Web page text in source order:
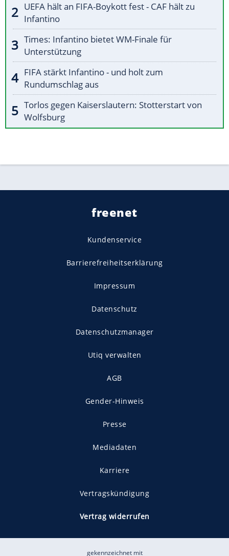
UEFA hält an FIFA-Boykott fest - CAF hält zu
Infantino
Times: Infantino bietet WM-Finale für
Unterstützung
FIFA stärkt Infantino - und holt zum
Rundumschlag aus
Torlos gegen Kaiserslautern: Stotterstart von
Wolfsburg
freenet
Kundenservice
Barrierefreiheitserklärung
Impressum
Datenschutz
Datenschutzmanager
Utiq verwalten
AGB
Gender-Hinweis
Presse
Mediadaten
Karriere
Vertragskündigung
Vertrag widerrufen
gekennzeichnet mit